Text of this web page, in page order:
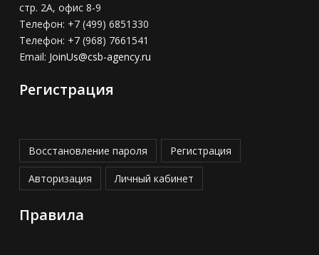
стр. 2А, офис 8-9
Телефон: +7 (499) 6851330
Телефон: +7 (968) 7661541
Email: JoinUs@csb-agency.ru
Регистрация
Восстановление пароля Регистрация
Авторизация Личный кабинет
Правила